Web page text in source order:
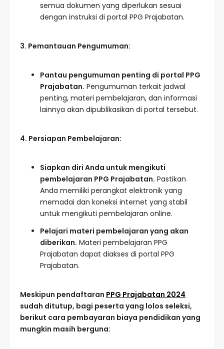
semua dokumen yang diperlukan sesuai
dengan instruksi di portal PPG Prajabatan.
3. Pemantauan Pengumuman:
Pantau pengumuman penting di portal PPG
Prajabatan. Pengumuman terkait jadwal
penting, materi pembelajaran, dan informasi
lainnya akan dipublikasikan di portal tersebut.
4. Persiapan Pembelajaran:
Siapkan diri Anda untuk mengikuti
pembelajaran PPG Prajabatan. Pastikan
Anda memiliki perangkat elektronik yang
memadai dan koneksi internet yang stabil
untuk mengikuti pembelajaran online.
Pelajari materi pembelajaran yang akan
diberikan. Materi pembelajaran PPG
Prajabatan dapat diakses di portal PPG
Prajabatan.
Meskipun pendaftaran PPG Prajabatan 2024
sudah ditutup, bagi peserta yang lolos seleksi,
berikut cara pembayaran biaya pendidikan yang
mungkin masih berguna: